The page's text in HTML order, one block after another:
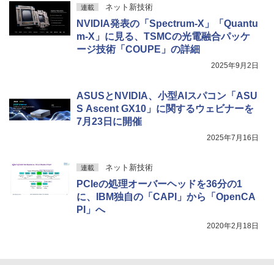
連載 ネット新技術
NVIDIA発表の「Spectrum-X」「Quantu
m-X」に見る、TSMCの光電融合パッケ
ージ技術「COUPE」の詳細
2025年9月2日
ASUSとNVIDIA、小型AIスパコン「ASU
S Ascent GX10」に関するウェビナーを
7月23日に開催
2025年7月16日
連載 ネット新技術
PCIeの処理オーバーヘッドを36分の1
に、IBM独自の「CAPI」から「OpenCA
PI」へ
2020年2月18日